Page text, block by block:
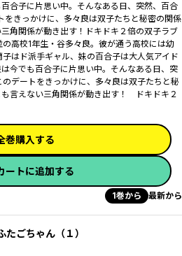
合子に片思い中。そんなある日、突然、百合
をきっかけに、多々良は双子たちと秘密の関係
角関係が動き出す！ドキドキ２倍の双子ラブ
高校1年生・谷多々良。彼が通う高校には幼
はド派手ギャル、妹の百合子は大人気アイド
今でも百合子に片思い中。そんなある日、突
デートをきっかけに、多々良は双子たちと秘
言えない三角関係が動き出す！ ドキドキ２
巻購入する
ートに追加する
1巻から 最新から
たごちゃん（１）